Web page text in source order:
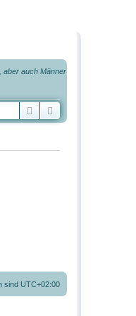
aber auch Männer
Suche
sind UTC+02:00